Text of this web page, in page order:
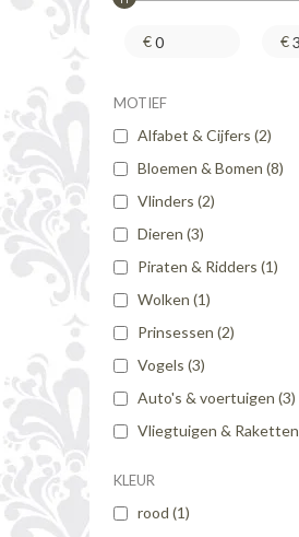
€ €
MOTIEF
Alfabet & Cijfers (2)
Bloemen & Bomen (8)
Vlinders (2)
Dieren (3)
Piraten & Ridders (1)
Wolken (1)
Prinsessen (2)
Vogels (3)
Auto's & voertuigen (3)
Vliegtuigen & Raketten
KLEUR
rood (1)